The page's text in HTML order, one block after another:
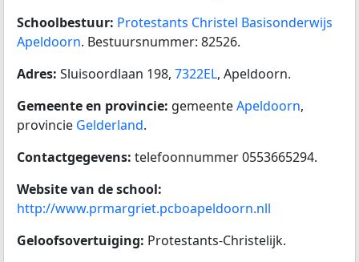
Schoolbestuur: Protestants Christel Basisonderwijs
Apeldoorn. Bestuursnummer: 82526.
Adres: Sluisoordlaan 198, 7322EL, Apeldoorn.
Gemeente en provincie: gemeenteApeldoorn,
provincie Gelderland.
Contactgegevens: telefoonnummer 0553665294.
Website van de school:
http://www.prmargriet.pcboapeldoorn.nll
Geloofsovertuiging: Protestants-Christelijk.